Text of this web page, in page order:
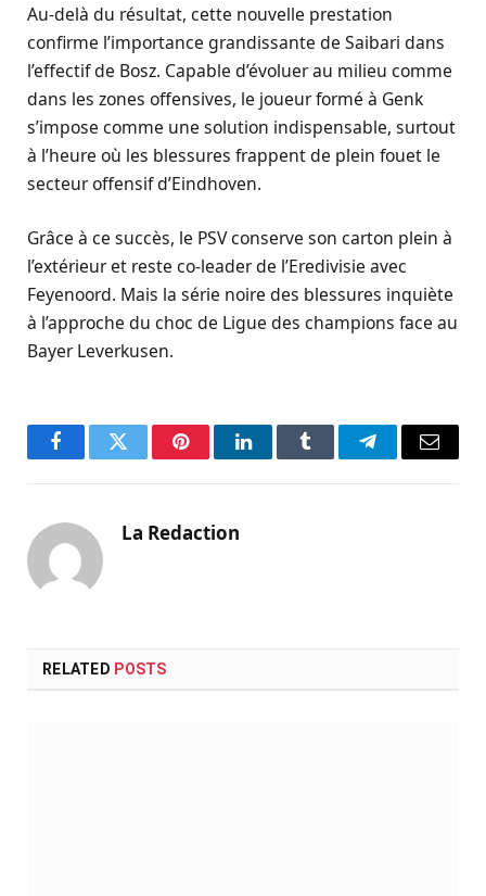
Au-delà du résultat, cette nouvelle prestation
confirme l’importance grandissante de Saibari dans
l’effectif de Bosz. Capable d’évoluer au milieu comme
dans les zones offensives, le joueur formé à Genk
s’impose comme une solution indispensable, surtout
à l’heure où les blessures frappent de plein fouet le
secteur offensif d’Eindhoven.
Grâce à ce succès, le PSV conserve son carton plein à
l’extérieur et reste co-leader de l’Eredivisie avec
Feyenoord. Mais la série noire des blessures inquiète
à l’approche du choc de Ligue des champions face au
Bayer Leverkusen.
FacebookTwitter PinterestLinkedInTumblr TelegramEmail
La Redaction
RELATED POSTS